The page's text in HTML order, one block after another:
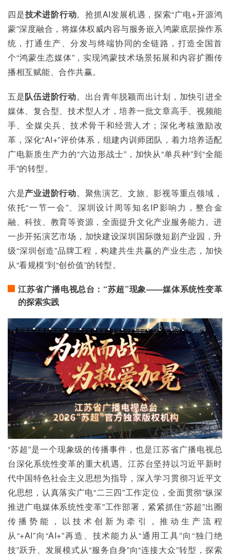
四是技术进阶行动。抢抓AI发展机遇，探索“广电+开源鸿
蒙”深度融合，将媒体权威内容与服务嵌入鸿蒙底层操作系
统，打通生产、分发与终端协同的全链路，打造全国首
个“鸿蒙生态媒体”，实现鸿蒙技术场景拓展和内容扩圈传
播相互赋能、合作共赢。
五是队伍进阶行动。出台青年脱颖而出计划，加快引进全
媒体、复合型、技术型人才，培养一批文章高手、视频能
手、全媒尖兵、技术骨干和经营人才；深化考核激励改
革，深化“AI+”评价体系，组建内训师团队，着力培养适配
广电新质生产力的“六边形战士”，加快从“单兵种”到“全能
手”的转型。
六是产业进阶行动。聚焦演艺、文旅、影视等重点领域，
依托“一节一会”、深圳设计周等知名IP影响力，整合金
融、科技、教育等资源，全面提升文化产业服务能力。进
一步开拓演艺市场，加快建设深圳国际微短剧产业园，升
级“深圳创造”品牌工程，构建共生共赢的产业生态，加快
从“看规模”到“创价值”的转型。
江苏省广播电视总台：“苏超”现象——媒体系统性变革
的探索实践
“苏超”是一个现象级的传播事件，也是江苏省广播电视总
台深化系统性变革的重大机遇。江苏台坚持以习近平新时
代中国特色社会主义思想为指导，深入学习贯彻习近平文
化思想，认真落实广电“二三四”工作定位，全面贯彻“纵深
推进广电媒体系统性变革”工作部署，紧紧抓住“苏超”出圈
传播势能，以技术创新为牵引，推动生产流程
从“+AI”向“AI+”再造、技术能力从“通用工具”向“独门绝
技”跃升、发展模式从“服务自身”向“连接大众”转型，探索